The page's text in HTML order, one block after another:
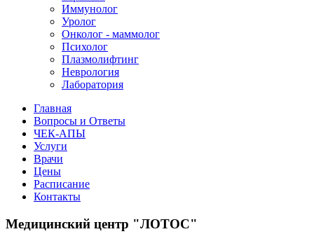
Иммунолог
Уролог
Онколог - маммолог
Психолог
Плазмолифтинг
Неврология
Лаборатория
Главная
Вопросы и Ответы
ЧЕК-АПЫ
Услуги
Врачи
Цены
Расписание
Контакты
Медицинский центр "ЛОТОС"